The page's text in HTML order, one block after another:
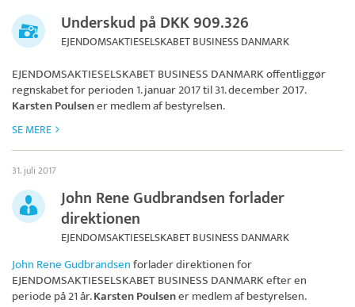
Underskud på DKK 909.326
EJENDOMSAKTIESELSKABET BUSINESS DANMARK
EJENDOMSAKTIESELSKABET BUSINESS DANMARKoffentliggør
regnskabet for perioden 1. januar 2017 til 31. december 2017.
Karsten Poulsener medlem af bestyrelsen.
SE MERE
31. juli 2017
John Rene Gudbrandsen forlader
direktionen
EJENDOMSAKTIESELSKABET BUSINESS DANMARK
John Rene Gudbrandsenforlader direktionen for
EJENDOMSAKTIESELSKABET BUSINESS DANMARKefter en
periode på 21 år.Karsten Poulsener medlem af bestyrelsen.